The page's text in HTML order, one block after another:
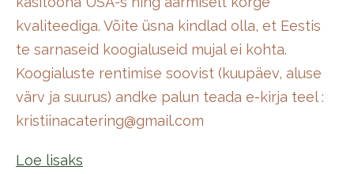
kvaliteediga. Võite üsna kindlad olla, et Eestis
te sarnaseid koogialuseid mujal ei kohta.
Koogialuste rentimise soovist (kuupäev, aluse
värv ja suurus) andke palun teada e-kirja teel :
kristiinacatering@gmail.com
Loe lisaks